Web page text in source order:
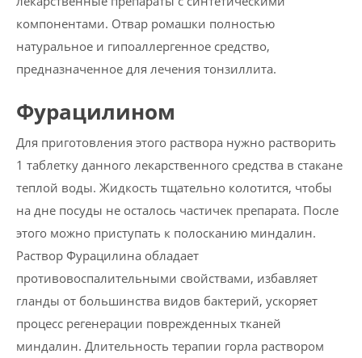
компонентами. Отвар ромашки полностью
натуральное и гипоаллергенное средство,
предназначенное для лечения тонзиллита.
Фурацилином
Для приготовления этого раствора нужно растворить
1 таблетку данного лекарственного средства в стакане
теплой воды. Жидкость тщательно колотится, чтобы
на дне посуды не осталось частичек препарата. После
этого можно приступать к полосканию миндалин.
Раствор Фурацилина обладает
противовоспалительными свойствами, избавляет
гланды от большинства видов бактерий, ускоряет
процесс регенерации поврежденных тканей
миндалин. Длительность терапии горла раствором